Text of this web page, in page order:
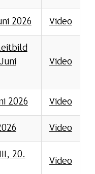
2026 Video
Video
2026 Video
Video
20.
Video